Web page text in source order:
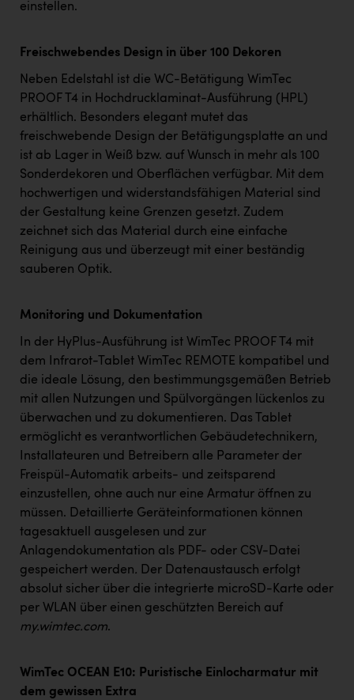
einstellen.
Freischwebendes Design in über 100 Dekoren
Neben Edelstahl ist die WC-Betätigung WimTec
PROOF T4 in Hochdrucklaminat-Ausführung (HPL)
erhältlich. Besonders elegant mutet das
freischwebende Design der Betätigungsplatte an und
ist ab Lager in Weiß bzw. auf Wunsch in mehr als 100
Sonderdekoren und Oberflächen verfügbar. Mit dem
hochwertigen und widerstandsfähigen Material sind
der Gestaltung keine Grenzen gesetzt. Zudem
zeichnet sich das Material durch eine einfache
Reinigung aus und überzeugt mit einer beständig
sauberen Optik.
Monitoring und Dokumentation
In der HyPlus-Ausführung ist WimTec PROOF T4 mit
dem Infrarot-Tablet WimTec REMOTE kompatibel und
die ideale Lösung, den bestimmungsgemäßen Betrieb
mit allen Nutzungen und Spülvorgängen lückenlos zu
überwachen und zu dokumentieren. Das Tablet
ermöglicht es verantwortlichen Gebäudetechnikern,
Installateuren und Betreibern alle Parameter der
Freispül-Automatik arbeits- und zeitsparend
einzustellen, ohne auch nur eine Armatur öffnen zu
müssen. Detaillierte Geräteinformationen können
tagesaktuell ausgelesen und zur
Anlagendokumentation als PDF- oder CSV-Datei
gespeichert werden. Der Datenaustausch erfolgt
absolut sicher über die integrierte microSD-Karte oder
per WLAN über einen geschützten Bereich auf
my.wimtec.com.
WimTec OCEAN E10: Puristische Einlocharmatur mit
dem gewissen Extra